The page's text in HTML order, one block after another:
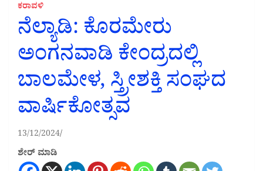
ಕರಾವಳಿ
ನೆಲ್ಯಾಡಿ: ಕೊರಮೇರು
ಅಂಗನವಾಡಿ ಕೇಂದ್ರದಲ್ಲಿ
ಬಾಲಮೇಳ, ಸ್ತ್ರೀಶಕ್ತಿ ಸಂಘದ
ವಾರ್ಷಿಕೋತ್ಸವ
13/12/2024
ಶೇರ್ ಮಾಡಿ